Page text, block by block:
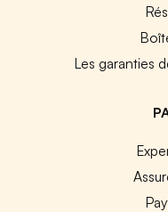
Les garanties